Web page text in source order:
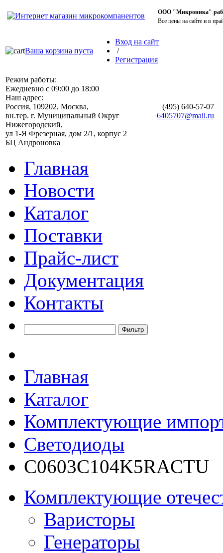
ООО "Микроника"
Все цены на сайте и в
Ваша корзина пуста
Вход на сайт
/
Регистрация
Режим работы:
Ежедневно с 09:00 до 18:00
Наш адрес:
Россия, 109202, Москва,
вн.тер. г. Муниципальный Округ
Нижегородский,
ул 1-Я Фрезерная, дом 2/1, корпус 2
БЦ Андроновка
(495) 640-57-07
6405707@mail.ru
Главная
Новости
Каталог
Поставки
Прайс-лист
Документация
Контакты
Главная
Каталог
Комплектующие
Светодиоды
C0603C104K5RACTU
Комплектующие
Варисторы
Генераторы